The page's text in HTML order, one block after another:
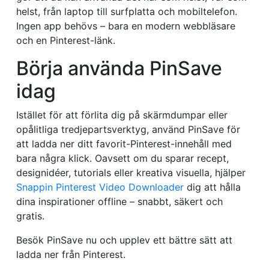
helst, från laptop till surfplatta och mobiltelefon.
Ingen app behövs – bara en modern webbläsare
och en Pinterest-länk.
Börja använda PinSave
idag
Istället för att förlita dig på skärmdumpar eller
opålitliga tredjepartsverktyg, använd PinSave för
att ladda ner ditt favorit-Pinterest-innehåll med
bara några klick. Oavsett om du sparar recept,
designidéer, tutorials eller kreativa visuella, hjälper
Snappin Pinterest Video Downloader dig att hålla
dina inspirationer offline – snabbt, säkert och
gratis.
Besök PinSave nu och upplev ett bättre sätt att
ladda ner från Pinterest.